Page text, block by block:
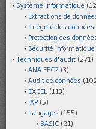
Système informatique
Extractions de
Intégrité des données
Protection des
Sécurité informatique
Techniques d'audit (271)
ANA-FEC2 (3)
Audit de données
EXCEL (113)
IXP (5)
Langages (155)
BASIC (21)